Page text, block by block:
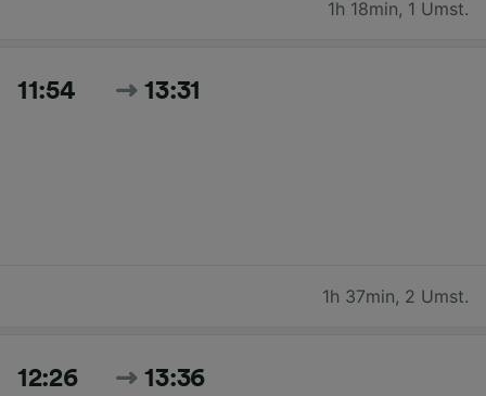
1h 18min, 1 Umst.
11:54 13:31
1h 37min, 2 Umst.
12:26 13:36